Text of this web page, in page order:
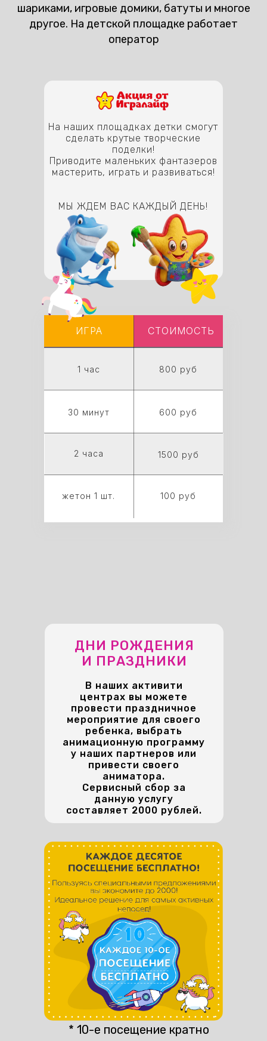
шариками, игровые домики, батуты и многое
другое. На детской площадке работает
оператор
На наших площадках детки смогут
сделать крутые творческие
поделки!
Приводите маленьких фантазеров
мастерить, играть и развиваться!
МЫ ЖДЕМ ВАС КАЖДЫЙ ДЕНЬ!
ИГРА СТОИМОСТЬ
1 час 800 руб
30 минут
2 часа
жетон 1 шт.
600 руб
100 руб
1500 руб
ДНИ РОЖДЕНИЯ
И ПРАЗДНИКИ
В наших активити
центрах вы можете
провести праздничное
мероприятие для своего
ребенка, выбрать
анимационную программу
у наших партнеров или
привести своего
аниматора.
Сервисный сбор за
данную услугу
составляет 2000 рублей.
* 10-е посещение кратно